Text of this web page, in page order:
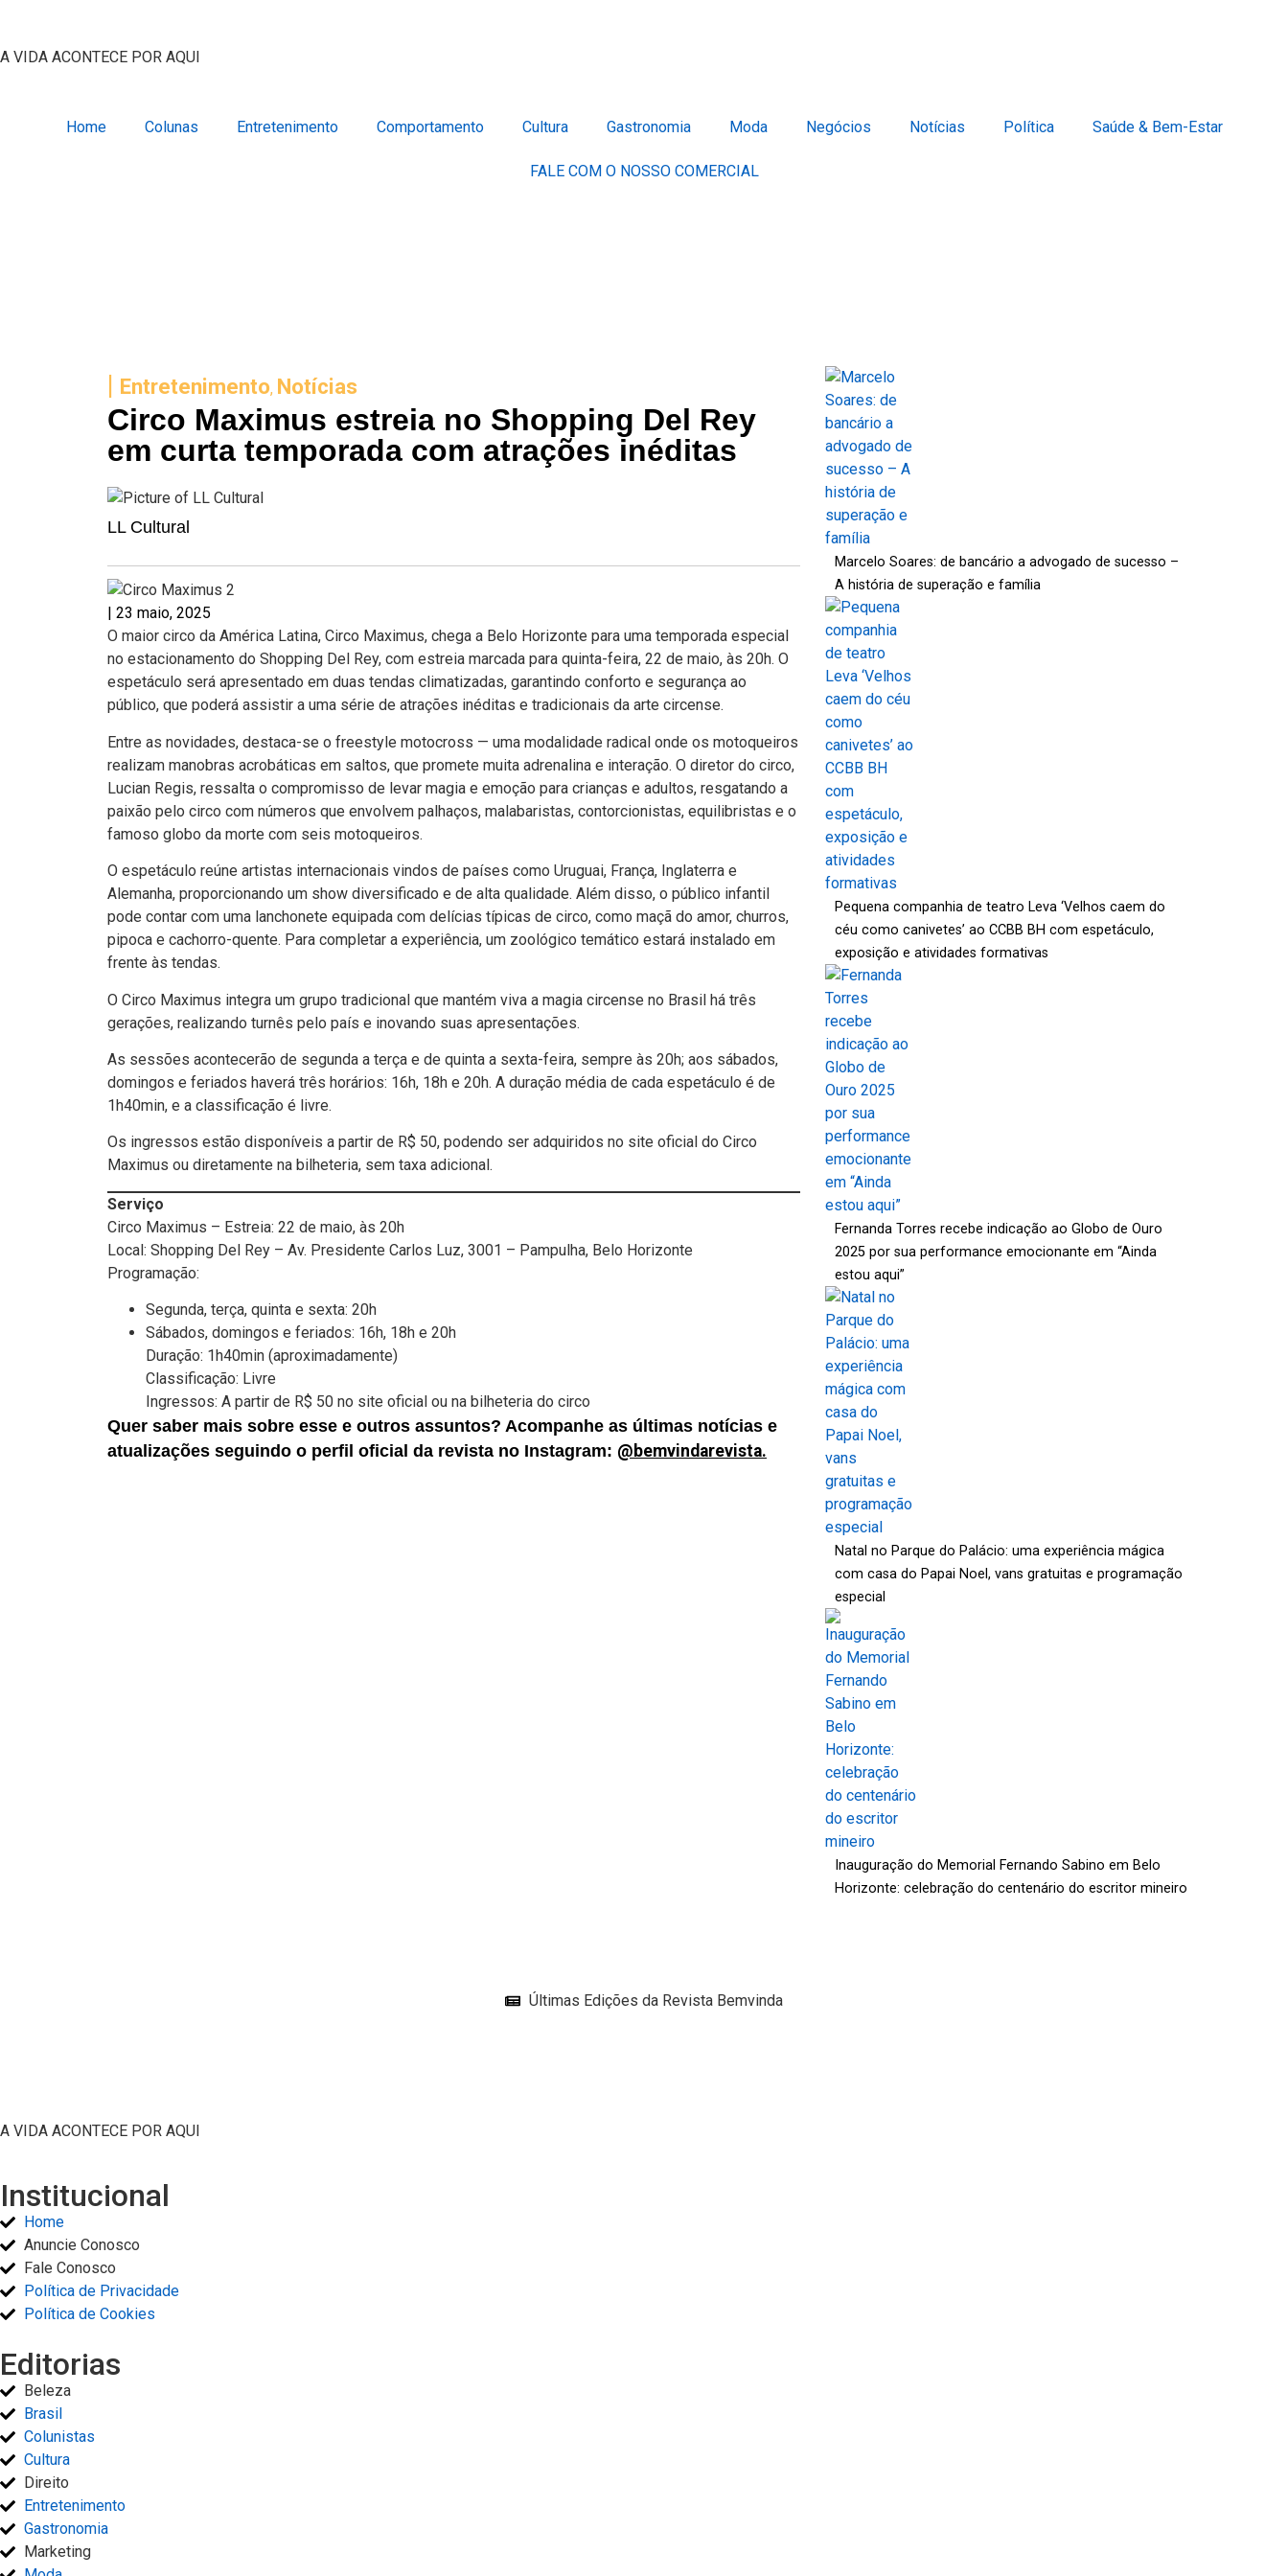
A VIDA ACONTECE POR AQUI
Home Colunas Entretenimento Comportamento Cultura Gastronomia Moda Negócios Notícias Política Saúde & Bem-Estar
FALE COM O NOSSO COMERCIAL
Entretenimento, Notícias
Circo Maximus estreia no Shopping Del Rey
em curta temporada com atrações inéditas
LL Cultural
23 maio, 2025
O maior circo da América Latina, Circo Maximus, chega a Belo Horizonte para uma temporada especial
no estacionamento do Shopping Del Rey, com estreia marcada para quinta-feira, 22 de maio, às 20h. O
espetáculo será apresentado em duas tendas climatizadas, garantindo conforto e segurança ao
público, que poderá assistir a uma série de atrações inéditas e tradicionais da arte circense.
Entre as novidades, destaca-se o freestyle motocross — uma modalidade radical onde os motoqueiros
realizam manobras acrobáticas em saltos, que promete muita adrenalina e interação. O diretor do circo,
Lucian Regis, ressalta o compromisso de levar magia e emoção para crianças e adultos, resgatando a
paixão pelo circo com números que envolvem palhaços, malabaristas, contorcionistas, equilibristas e o
famoso globo da morte com seis motoqueiros.
O espetáculo reúne artistas internacionais vindos de países como Uruguai, França, Inglaterra e
Alemanha, proporcionando um show diversificado e de alta qualidade. Além disso, o público infantil
pode contar com uma lanchonete equipada com delícias típicas de circo, como maçã do amor, churros,
pipoca e cachorro-quente. Para completar a experiência, um zoológico temático estará instalado em
frente às tendas.
O Circo Maximus integra um grupo tradicional que mantém viva a magia circense no Brasil há três
gerações, realizando turnês pelo país e inovando suas apresentações.
As sessões acontecerão de segunda a terça e de quinta a sexta-feira, sempre às 20h; aos sábados,
domingos e feriados haverá três horários: 16h, 18h e 20h. A duração média de cada espetáculo é de
1h40min, e a classificação é livre.
Os ingressos estão disponíveis a partir de R$ 50, podendo ser adquiridos no site oficial do Circo
Maximus ou diretamente na bilheteria, sem taxa adicional.
Serviço
Circo Maximus – Estreia: 22 de maio, às 20h
Local: Shopping Del Rey – Av. Presidente Carlos Luz, 3001 – Pampulha, Belo Horizonte
Programação:
Segunda, terça, quinta e sexta: 20h
Sábados, domingos e feriados: 16h, 18h e 20h
Duração: 1h40min (aproximadamente)
Classificação: Livre
Ingressos: A partir de R$ 50 no site oficial ou na bilheteria do circo
Quer saber mais sobre esse e outros assuntos? Acompanhe as últimas notícias e
atualizações seguindo o perfil oficial da revista no Instagram: @bemvindarevista.
Marcelo Soares: de bancário a advogado de sucesso –
A história de superação e família
Pequena companhia de teatro Leva ‘Velhos caem do
céu como canivetes’ ao CCBB BH com espetáculo,
exposição e atividades formativas
Fernanda Torres recebe indicação ao Globo de Ouro
2025 por sua performance emocionante em “Ainda
estou aqui”
Natal no Parque do Palácio: uma experiência mágica
com casa do Papai Noel, vans gratuitas e programação
especial
Inauguração do Memorial Fernando Sabino em Belo
Horizonte: celebração do centenário do escritor mineiro
Últimas Edições da Revista Bemvinda
A VIDA ACONTECE POR AQUI
Institucional
Home
Anuncie Conosco
Fale Conosco
Política de Privacidade
Política de Cookies
Editorias
Beleza
Brasil
Colunistas
Cultura
Direito
Entretenimento
Gastronomia
Marketing